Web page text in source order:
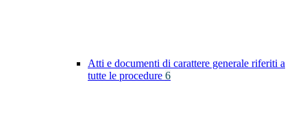
Atti e documenti di carattere generale riferiti a
tutte le procedure 6